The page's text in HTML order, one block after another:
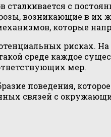
сталкивается с
возникающие в их
которые
рисках.
среде каждое
мер.
поведения,
связей с